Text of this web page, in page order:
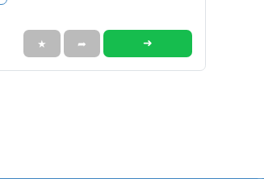
★ ➦ ➜